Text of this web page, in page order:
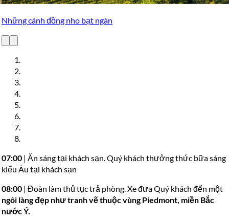
Lâu đài cổ (kiến trúc đặc trưng vùng Piemonte)
07:00 | Ăn sáng tại khách sạn. Quý khách thưởng thức bữa sáng
kiểu Âu tại khách sạn
08:00 | Đoàn làm thủ tục trả phòng. Xe đưa Quý khách đến một
ngôi làng đẹp như tranh vẽ thuộc vùng Piedmont, miền Bắc
nước Ý.